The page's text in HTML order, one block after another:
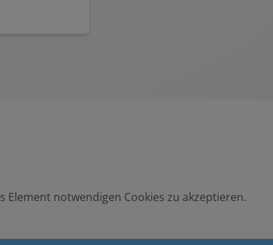
Element notwendigen Cookies zu akzeptieren.